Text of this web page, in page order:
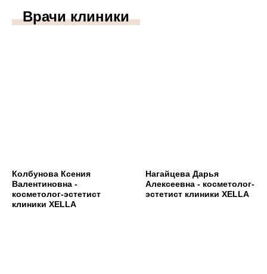
Врачи клиники
Колбунова Ксения
Валентиновна -
косметолог-эстетист
клиники XELLA
Нагайцева Дарья
Алексеевна - косметолог-
эстетист клиники XELLA
Аппаратная косметология
Микротоковая терапия